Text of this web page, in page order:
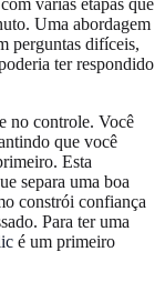
Uma abordagem
perguntas difíceis,
ter respondido
no controle. Você
que você
Esta
separa uma boa
constrói confiança
Para ter uma
é um primeiro